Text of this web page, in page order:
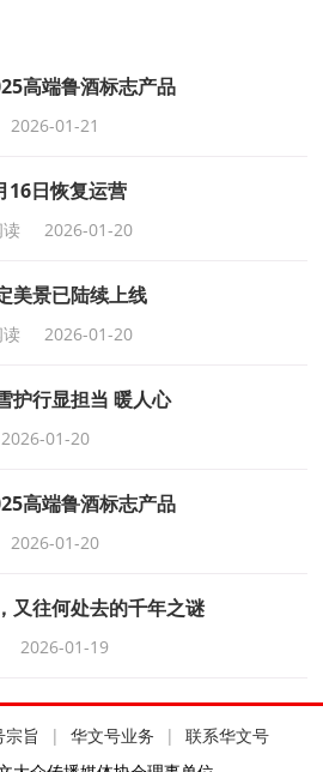
高端鲁酒标志产品
2026-01-21
16日恢复运营
2026-01-20
美景已陆续上线
2026-01-20
护行显担当 暖人心
2026-01-20
高端鲁酒标志产品
2026-01-20
又往何处去的千年之谜
2026-01-19
宗旨 | 华文号业务 |
联系华文号